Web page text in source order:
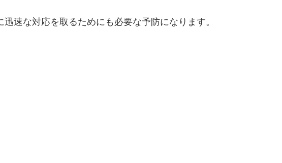
速な対応を取るためにも必要な予防になります。